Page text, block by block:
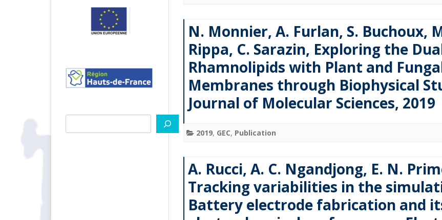
VITIS (FPGA)
ASTUCES
N. Monnier, A. Furlan, S. Buchoux,
Rippa, C. Sarazin, Exploring the
Rhamnolipids with Plant and
Membranes through Biophysical
Journal of Molecular Sciences, 2019
2019, GEC, Publication
A. Rucci, A. C. Ngandjong, E. N.
Tracking variabilities in the
Battery electrode fabrication and